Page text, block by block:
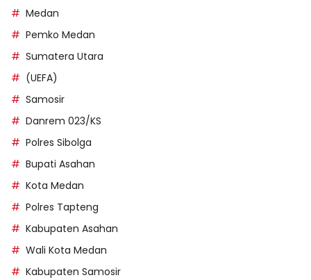
Medan
Pemko Medan
Sumatera Utara
(UEFA)
Samosir
Danrem 023/KS
Polres Sibolga
Bupati Asahan
Kota Medan
Polres Tapteng
Kabupaten Asahan
Wali Kota Medan
Kabupaten Samosir